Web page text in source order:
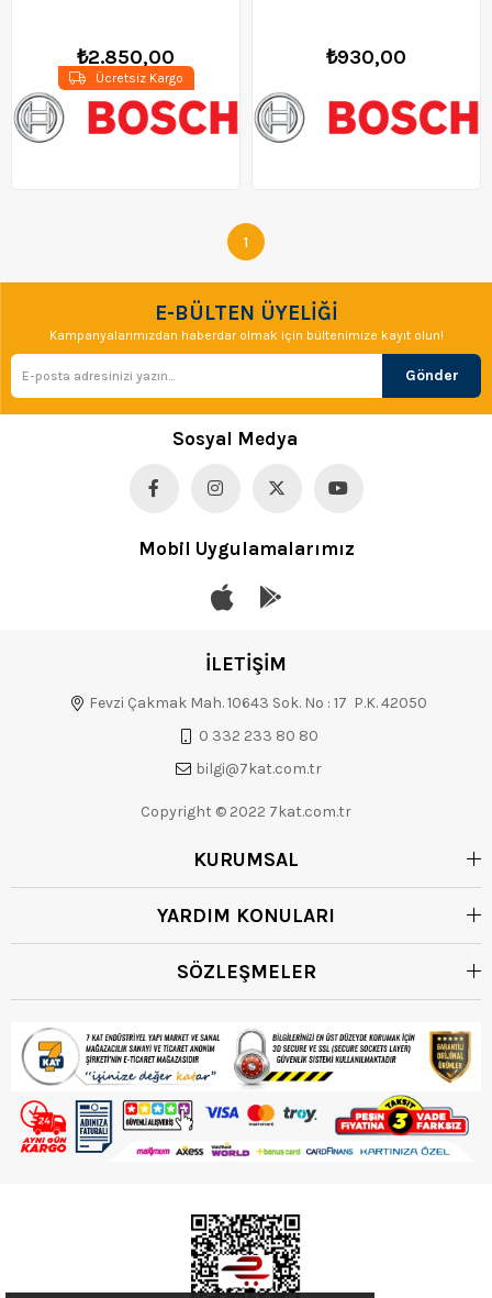
₺2.850,00
Ücretsiz Kargo
₺930,00
1
E-BÜLTEN ÜYELİĞİ
Kampanyalarımızdan haberdar olmak için bültenimize kayıt olun!
Gönder
Sosyal Medya
Mobil Uygulamalarımız
İLETİŞİM
Fevzi Çakmak Mah. 10643 Sok. No : 17 P.K. 42050
0 332 233 80 80
bilgi@7kat.com.tr
Copyright © 2022 7kat.com.tr
KURUMSAL
YARDIM KONULARI
SÖZLEŞMELER